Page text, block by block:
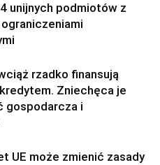
unijnych podmiotów z
ograniczeniami
rzadko finansują
Zniechęca je
gospodarcza i
UE może zmienić zasady